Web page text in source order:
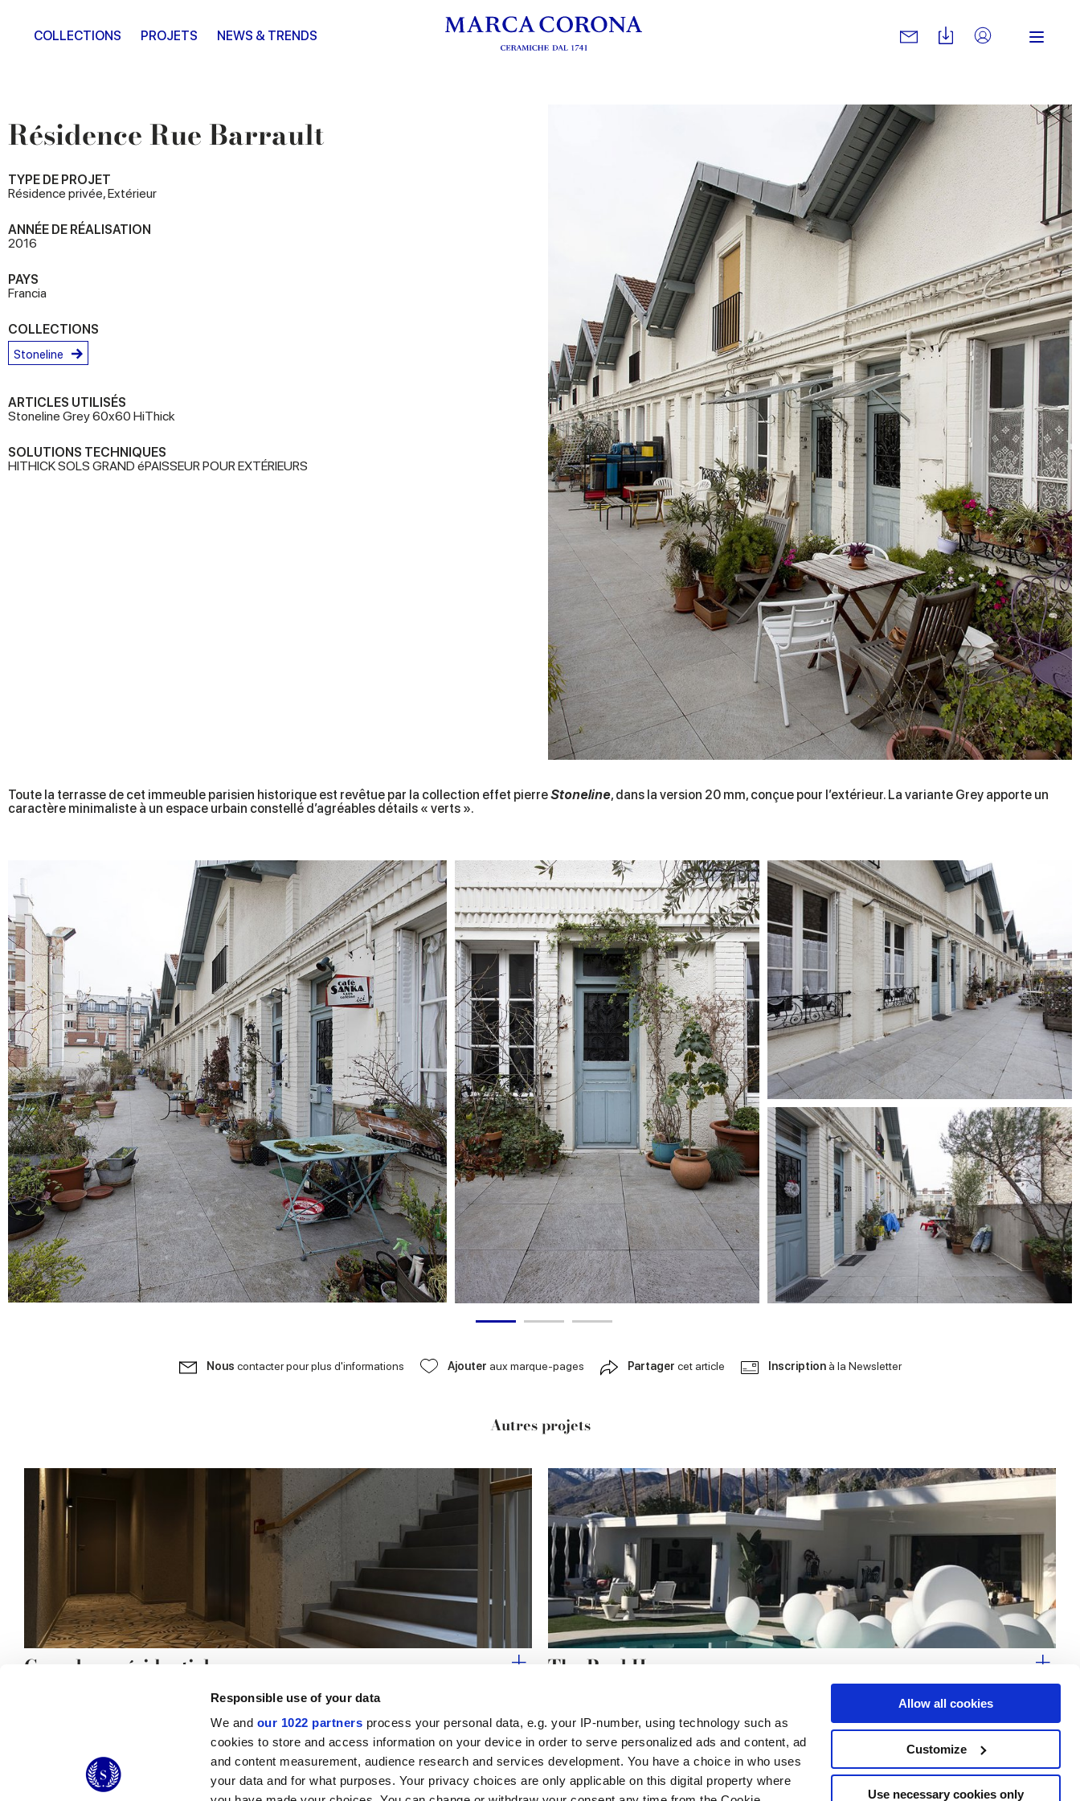
Responsible use of your data
We and our 1022 partners process your personal data, e.g. your IP-number, using technology such as
cookies to store and access information on your device in order to serve personalized ads and content, ad
and content measurement, audience research and services development. You have a choice in who uses
your data and for what purposes. Your privacy choices are only applicable on this digital property where
Allow all cookies
Customize
Use necessary cookies only
COLLECTIONS PROJETS NEWS & TRENDS
Résidence Rue Barrault
TYPE DE PROJET
Résidence privée, Extérieur
ANNÉE DE RÉALISATION
2016
PAYS
Francia
COLLECTIONS
Stoneline
ARTICLES UTILISÉS
Stoneline Grey 60x60 HiThick
SOLUTIONS TECHNIQUES
HITHICK SOLS GRAND éPAISSEUR POUR EXTÉRIEURS
Toute la terrasse de cet immeuble parisien historique est revêtue par la collection effet pierreStoneline, dans la version 20 mm, conçue pour l’extérieur. La variante Grey apporte un
caractère minimaliste à un espace urbain constellé d’agréables détails « verts ».
Nous contacter pour plus d'informations Ajouter aux marque-pages Partager cet article Inscription à la Newsletter
Autres projets
Complexe résidentiel The Pool House
© 2026 CERAMICHE MARCA CORONA S.P.A.
Ceramiche Marca Corona
S.p.a. - P.IVA: IT00628160368
Liens utiles Espace juridique Services
Espace téléchargement
Suivez-nous sur